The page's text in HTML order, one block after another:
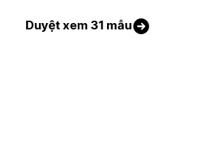
Duyệt xem 31 mẫu